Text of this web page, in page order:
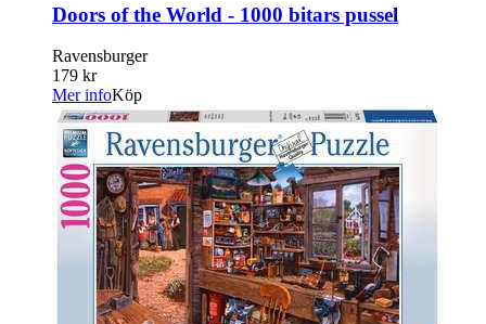
Doors of the World - 1000 bitars pussel
Ravensburger
179 kr
Mer infoKöp